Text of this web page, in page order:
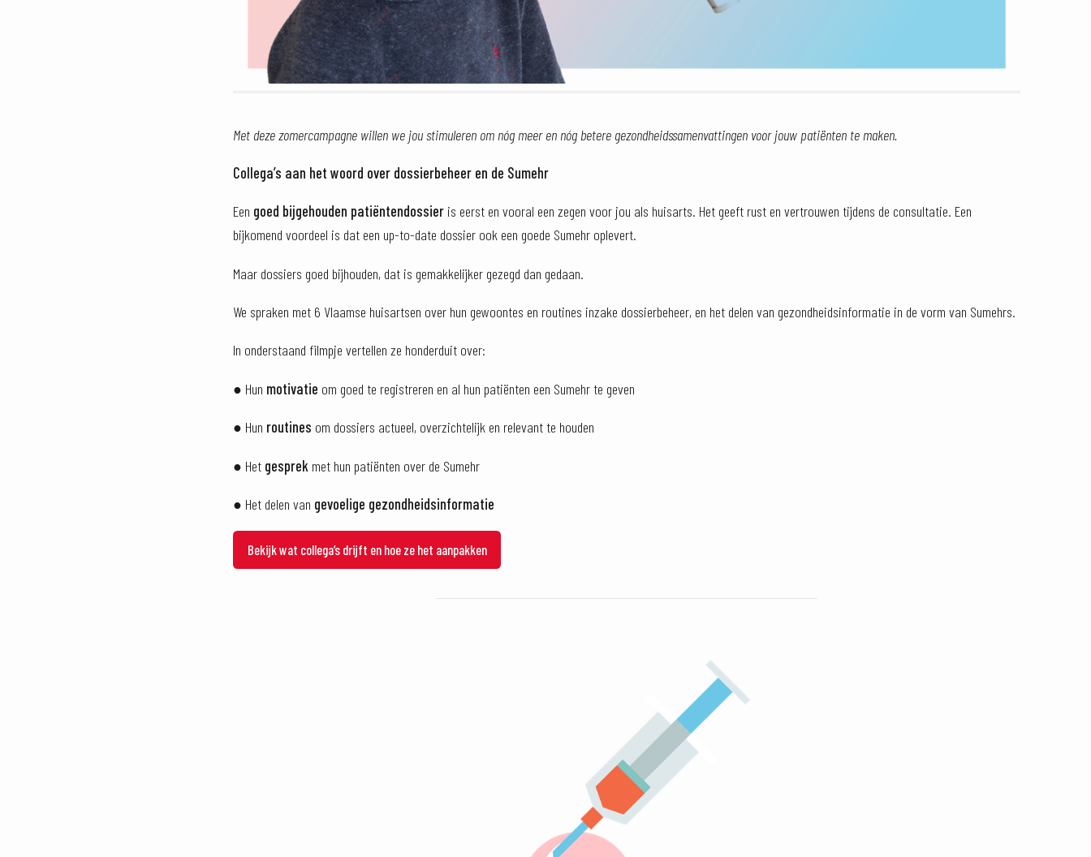
Met deze zomercampagne willen we jou stimuleren om nóg meer en nóg betere gezondheidssamenvattingen voor jouw patiënten te maken.
Collega’s aan het woord over dossierbeheer en de Sumehr
Een goed bijgehouden patiëntendossier is eerst en vooral een zegen voor jou als huisarts. Het geeft rust en vertrouwen tijdens de consultatie. Een
bijkomend voordeel is dat een up-to-date dossier ook een goede Sumehr oplevert.
Maar dossiers goed bijhouden, dat is gemakkelijker gezegd dan gedaan.
We spraken met 6 Vlaamse huisartsen over hun gewoontes en routines inzake dossierbeheer, en het delen van gezondheidsinformatie in de vorm van Sumehrs.
In onderstaand filmpje vertellen ze honderduit over:
● Hun motivatie om goed te registreren en al hun patiënten een Sumehr te geven
● Hun routines om dossiers actueel, overzichtelijk en relevant te houden
● Het gesprek met hun patiënten over de Sumehr
● Het delen van gevoelige gezondheidsinformatie
Bekijk wat collega’s drijft en hoe ze het aanpakken